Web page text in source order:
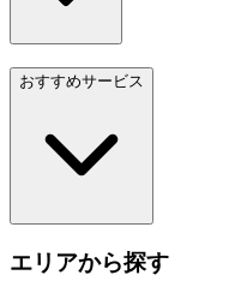
おすすめサービス
エリアから探す